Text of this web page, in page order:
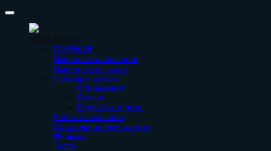
MENUMENU
ГЛАВНАЯ
Психология личности
Психология чувств
Любовь и семья
Отношения
Семья
Родители и дети
Работа и карьера
Социальная психология
Фильмы
Тесты